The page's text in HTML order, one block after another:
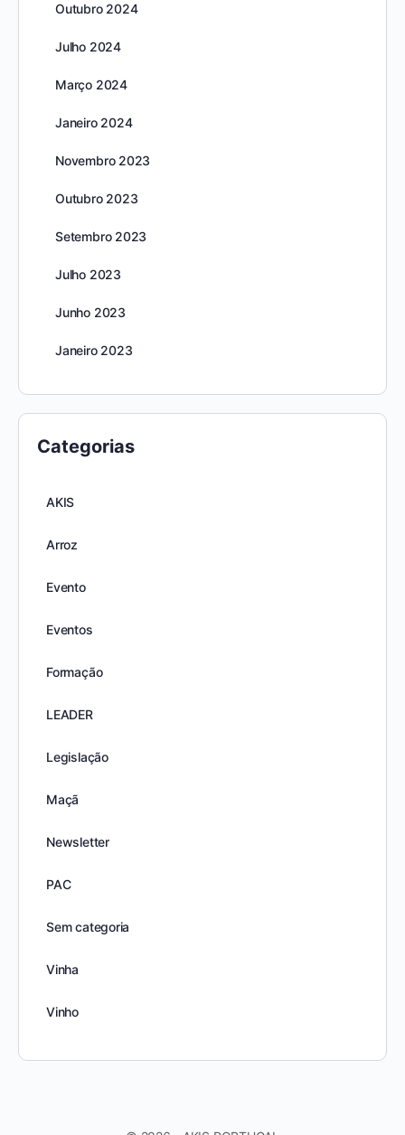
Outubro 2024
Julho 2024
Março 2024
Janeiro 2024
Novembro 2023
Outubro 2023
Setembro 2023
Julho 2023
Junho 2023
Janeiro 2023
Categorias
AKIS
Arroz
Evento
Eventos
Formação
LEADER
Legislação
Maçã
Newsletter
PAC
Sem categoria
Vinha
Vinho